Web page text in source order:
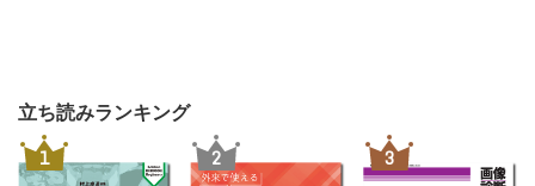
立ち読みランキング
1 2 3